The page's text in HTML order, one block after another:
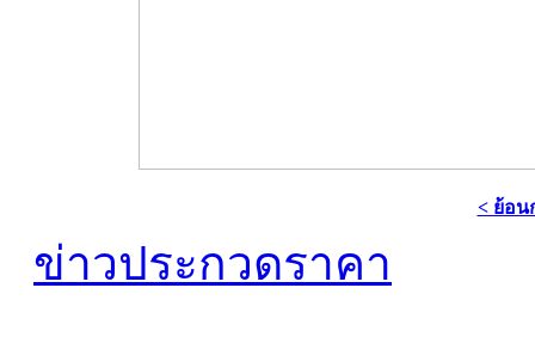
< ย้อน
ข่าวประกวดราคา